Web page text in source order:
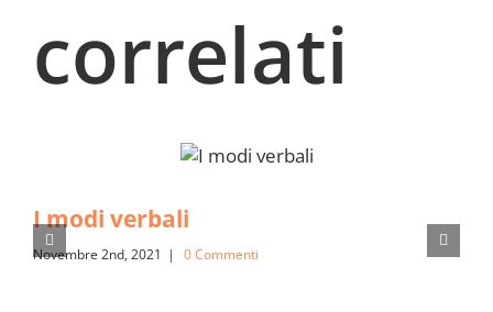
correlati
I modi verbali
Novembre 2nd, 2021 | 0 Commenti